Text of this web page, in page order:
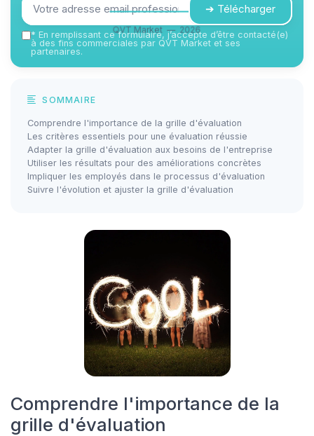
QVT Market — 2026
➔ Télécharger
* En remplissant ce formulaire, j’accepte d’être contacté(e)
à des fins commerciales par QVT Market et ses
partenaires.
SOMMAIRE
Comprendre l'importance de la grille d'évaluation
Les critères essentiels pour une évaluation réussie
Adapter la grille d'évaluation aux besoins de l'entreprise
Utiliser les résultats pour des améliorations concrètes
Impliquer les employés dans le processus d'évaluation
Suivre l'évolution et ajuster la grille d'évaluation
Comprendre l'importance de la
grille d'évaluation